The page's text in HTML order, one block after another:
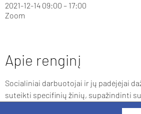
2021-12-14 09:00 – 17:00
Zoom
Apie renginį
Socialiniai darbuotojai ir jų padėjėjai
suteikti specifinių žinių, supažindinti